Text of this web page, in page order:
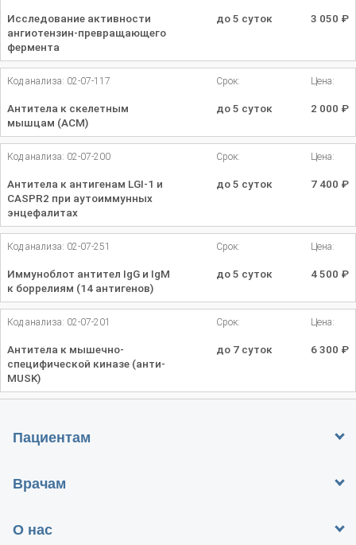
Исследование активности
ангиотензин-превращающего
фермента
до 5 суток 3 050 ₽
Код анализа: 02-07-117
Антитела к скелетным
мышцам (АСМ)
Срок:
до 5 суток
Цена:
2 000 ₽
Код анализа: 02-07-200
Антитела к антигенам LGI-1 и
CASPR2 при аутоиммунных
энцефалитах
Срок:
до 5 суток
Цена:
7 400 ₽
Код анализа: 02-07-251
Иммуноблот антител IgG и IgM
к боррелиям (14 антигенов)
Срок:
до 5 суток
Цена:
4 500 ₽
Код анализа: 02-07-201
Антитела к мышечно-
специфической киназе (анти-
MUSK)
Срок:
до 7 суток
Цена:
6 300 ₽
Пациентам
Врачам
О нас